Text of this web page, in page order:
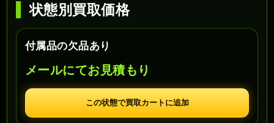
状態別買取価格
付属品の欠品あり
メールにてお見積もり
この状態で買取カートに追加